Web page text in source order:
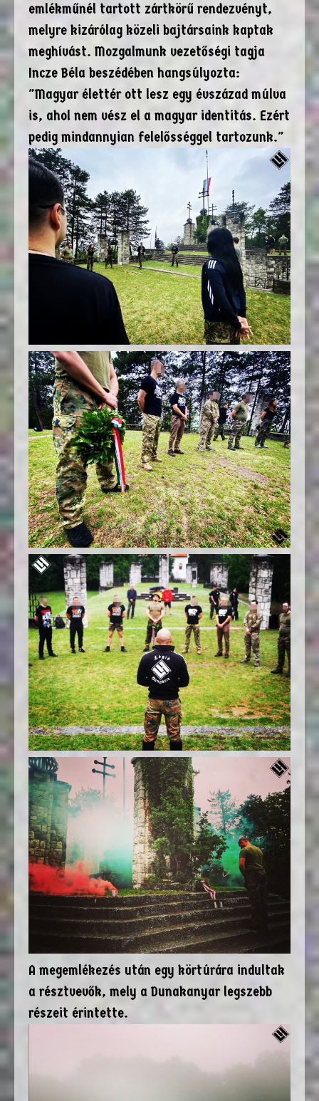
emlékműnél tartott zártkörű rendezvényt,
melyre kizárólag közeli bajtársaink kaptak
meghívást. Mozgalmunk vezetőségi tagja
Incze Béla beszédében hangsúlyozta:
"Magyar élettér ott lesz egy évszázad múlva
is, ahol nem vész el a magyar identitás. Ezért
pedig mindannyian felelősséggel tartozunk."
A megemlékezés után egy körtúrára indultak
a résztvevők, mely a Dunakanyar legszebb
részeit érintette.